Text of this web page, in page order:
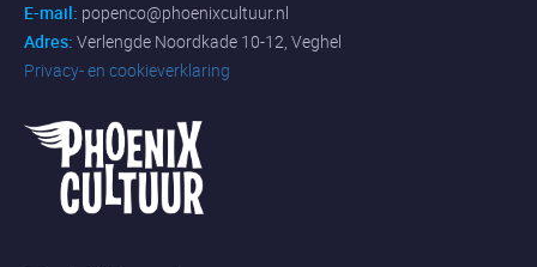
E-mail: popenco@phoenixcultuur.nl
Adres: Verlengde Noordkade 10-12, Veghel
Privacy- en cookieverklaring